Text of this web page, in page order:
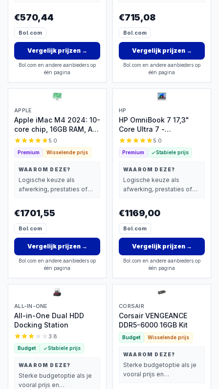
€570,44
Bol.com
Vergelijk prijzen→
Bol.com en andere aanbieders op
één pagina
€715,08
Bol.com
Vergelijk prijzen→
Bol.com en andere aanbieders op
één pagina
APPLE
Apple iMac M4 2024: 10-
core chip, 16GB RAM, AI-
ready
5.0
Premium Wisselende prijs
WAAROM DEZE?
Logische keuze als
afwerking, prestaties of
€1701,55
Bol.com
Vergelijk prijzen→
Bol.com en andere aanbieders op
één pagina
HP
HP OmniBook 7 17,3"
Core Ultra 7 -
16GB/512GB
Touchscreen
5.0
Premium Stabiele prijs
WAAROM DEZE?
Logische keuze als
afwerking, prestaties of
€1169,00
Bol.com
Vergelijk prijzen→
Bol.com en andere aanbieders op
één pagina
ALL-IN-ONE
All-in-One Dual HDD
Docking Station
3.8
Budget Stabiele prijs
WAAROM DEZE?
Sterke budgetoptie als je
vooral prijs en
CORSAIR
Corsair VENGEANCE
DDR5-6000 16GB Kit
Budget Wisselende prijs
WAAROM DEZE?
Sterke budgetoptie als je
vooral prijs en